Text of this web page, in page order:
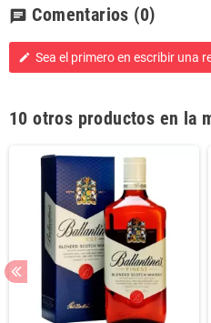
chat Comentarios (0)
edit Sea el primero en escribir una
10 otros productos en la